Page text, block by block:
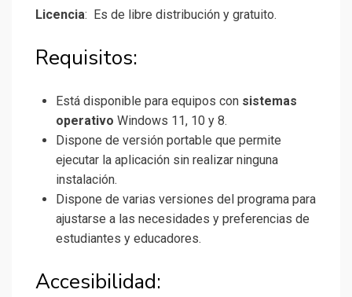
Licencia: Es de libre distribución y gratuito.
Requisitos:
Está disponible para equipos con sistemas
operativo Windows 11, 10 y 8.
Dispone de versión portable que permite
ejecutar la aplicación sin realizar ninguna
instalación.
Dispone de varias versiones del programa para
ajustarse a las necesidades y preferencias de
estudiantes y educadores.
Accesibilidad: